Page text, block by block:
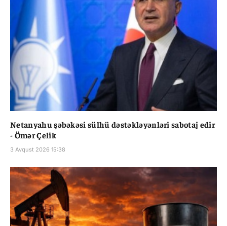
Netanyahu şəbəkəsi sülhü dəstəkləyənləri sabotaj edir
- Ömər Çelik
3 Avqust 2026 15:38